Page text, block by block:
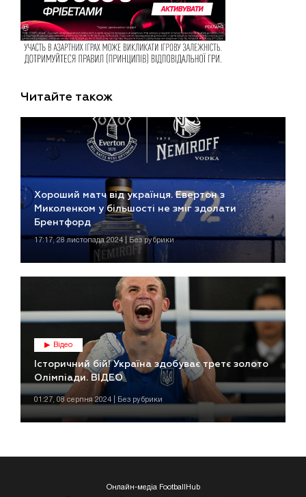
Читайте також
Хороший матч від українця. Евертон з
Миколенком у більшості не зміг здолати
Брентфорд
17:17, 28 листопада 2024 | Без рубрики
Відео
Історичний бій! Україна здобуває третє золото
Олімпіади. ВІДЕО
01:27, 08 серпня 2024 | Без рубрики
Онлайн-медіа FootballHub